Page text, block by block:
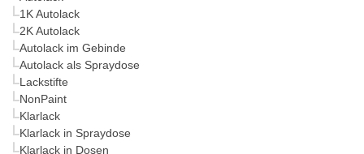
1K Autolack
2K Autolack
Autolack im Gebinde
Autolack als Spraydose
Lackstifte
NonPaint
Klarlack
Klarlack in Spraydose
Klarlack in Dosen